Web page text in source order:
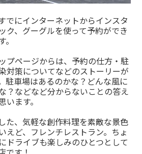
でにインターネットからインスタ
ク、グーグルを使って予約ができ
プページからは、予約の仕方・駐
対策についてなどのストーリーが
駐車場はあるのかな？どんな風に
？などなど分からないことの答え
ます。
た、気軽な創作料理を素敵な景色
えど、フレンチレストラン。ちょ
ドライブも楽しみのひとつとして